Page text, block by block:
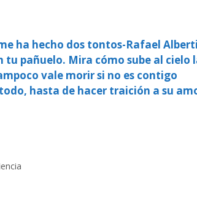
ha hecho dos tontos-Rafael Alberti
tu pañuelo. Mira cómo sube al
vale morir si no es contigo
hasta de hacer traición a su